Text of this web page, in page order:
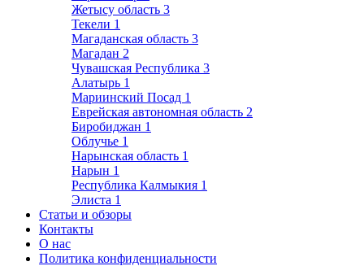
Жетысу область 3
Текели 1
Магаданская область 3
Магадан 2
Чувашская Республика 3
Алатырь 1
Мариинский Посад 1
Еврейская автономная область 2
Биробиджан 1
Облучье 1
Нарынская область 1
Нарын 1
Республика Калмыкия 1
Элиста 1
Статьи и обзоры
Контакты
О нас
Политика конфиденциальности